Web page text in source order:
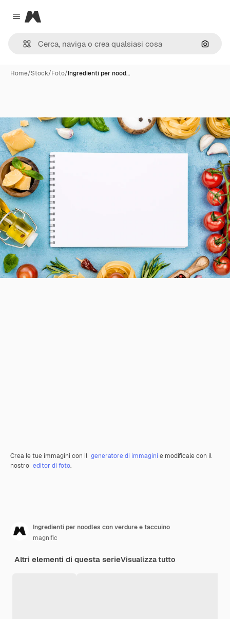
Close menu
Magnific
Cerca
Home/Stock/Foto/Ingredienti per nood…
Crea le tue immagini con il generatore di immagini e modificale con il
nostro editor di foto.
Ingredienti per noodles con verdure e taccuino
magnific
Altri elementi di questa serieVisualizza tutto